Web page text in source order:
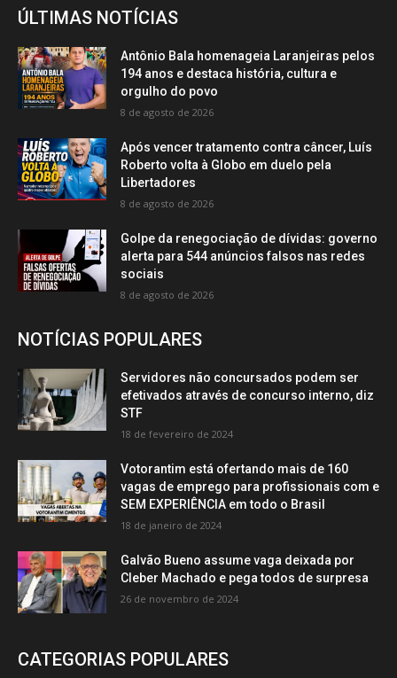
ÚLTIMAS NOTÍCIAS
Antônio Bala homenageia Laranjeiras pelos
194 anos e destaca história, cultura e
orgulho do povo
8 de agosto de 2026
Após vencer tratamento contra câncer, Luís
Roberto volta à Globo em duelo pela
Libertadores
8 de agosto de 2026
Golpe da renegociação de dívidas: governo
alerta para 544 anúncios falsos nas redes
sociais
8 de agosto de 2026
NOTÍCIAS POPULARES
Servidores não concursados podem ser
efetivados através de concurso interno, diz
STF
18 de fevereiro de 2024
Votorantim está ofertando mais de 160
vagas de emprego para profissionais com e
SEM EXPERIÊNCIA em todo o Brasil
18 de janeiro de 2024
Galvão Bueno assume vaga deixada por
Cleber Machado e pega todos de surpresa
26 de novembro de 2024
CATEGORIAS POPULARES